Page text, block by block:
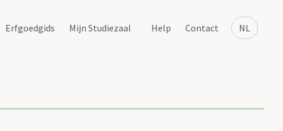
NL
Erfgoedgids Mijn Studiezaal Help Contact